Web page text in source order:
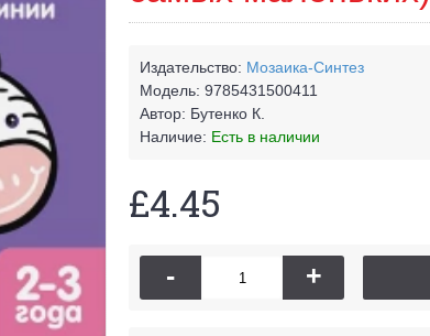
Издательство: Мозаика-Синтез
Модель: 9785431500411
Автор: Бутенко К.
Наличие: Есть в наличии
£4.45
- +